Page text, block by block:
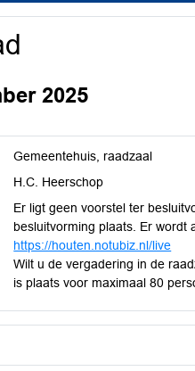
2025
Gemeentehuis, raadzaal
H.C. Heerschop
Er ligt geen voorstel ter
besluitvorming plaats. Er wordt
https://houten.notubiz.nl/live
Wilt u de vergadering in de
is plaats voor maximaal 80